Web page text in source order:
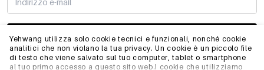
Yehwang utilizza solo cookie tecnici e funzionali, nonché cookie
analitici che non violano la tua privacy. Un cookie è un piccolo file
di testo che viene salvato sul tuo computer, tablet o smartphone
al tuo primo accesso a questo sito web.I cookie che utilizziamo
MI STO REGISTRANDO